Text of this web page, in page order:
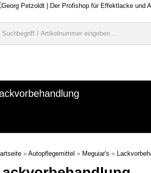
» Autopflegemittel » Meguiar's »